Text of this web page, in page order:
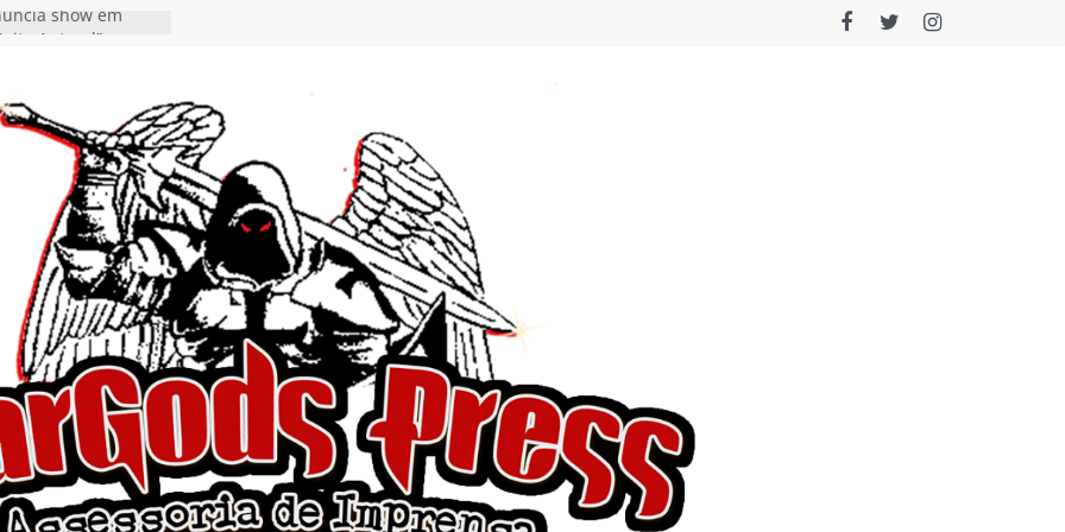
show em
hiato de uma
lançamento do EP
I Begin”
o single “Keep
Alive!” e detalha
novo álbum
detalha a
Rig” definitivo
Hell’s Heroes
de guitar & bass
“Eclipse”, segundo
“Dreaming”